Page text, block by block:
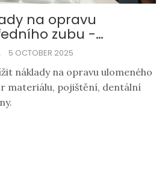
na opravu
zubu -
5 OCTOBER 2025
náklady na opravu ulomeného
materiálu, pojištění, dentální